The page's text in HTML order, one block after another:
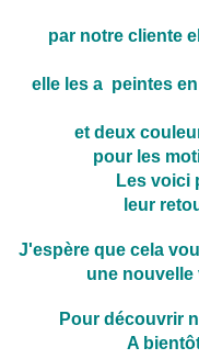
par notre cliente
elle les a peintes
et deux
pour les
Les voici
leur
J'espère que cela
une nouvelle
Pour découvrir
A